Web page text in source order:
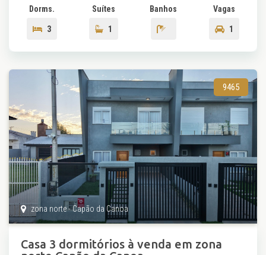
Dorms.
3
Suítes
1
Banhos Vagas
1
9465
zona norte - Capão da Canoa
Casa 3 dormitórios à venda em zona